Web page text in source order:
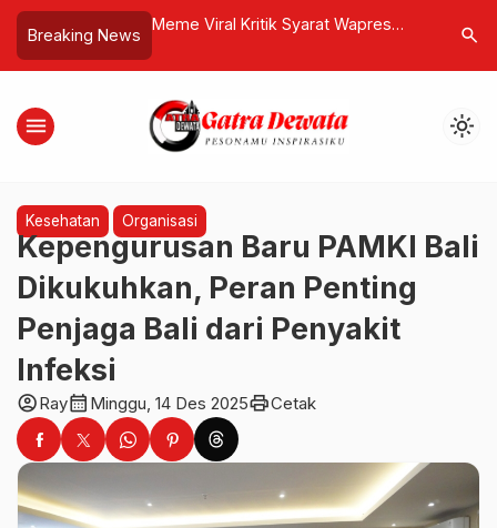
Breaking News
Meme Viral Kritik Syarat Wapres
Lebih Rendah dari Pekerja Umum
Mediasi Gugatan Rp25
Lawan di Pengadilan
search
menu light_mode
Kesehatan Organisasi
Kepengurusan Baru PAMKI Bali
Dikukuhkan, Peran Penting
Penjaga Bali dari Penyakit
Infeksi
account_circleRaycalendar_month Minggu, 14 Des 2025printCetak